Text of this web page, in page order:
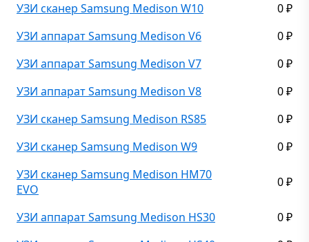
УЗИ сканер Samsung Medison W10
0 ₽
УЗИ аппарат Samsung Medison V6 0 ₽
УЗИ аппарат Samsung Medison V7 0 ₽
УЗИ аппарат Samsung Medison V8 0 ₽
УЗИ сканер Samsung Medison RS85 0 ₽
УЗИ сканер Samsung Medison W9 0 ₽
УЗИ сканер Samsung Medison HM70
EVO
0 ₽
УЗИ аппарат Samsung Medison HS30 0 ₽